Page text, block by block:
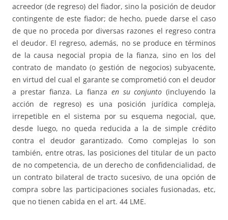
acreedor (de regreso) del fiador, sino la posición de deudor
contingente de este fiador; de hecho, puede darse el caso
de que no proceda por diversas razones el regreso contra
el deudor. El regreso, además, no se produce en términos
de la causa negocial propia de la fianza, sino en los del
contrato de mandato (o gestión de negocios) subyacente,
en virtud del cual el garante se comprometió con el deudor
a prestar fianza. La fianza en su conjunto(incluyendo la
acción de regreso) es una posición jurídica compleja,
irrepetible en el sistema por su esquema negocial, que,
desde luego, no queda reducida a la de simple crédito
contra el deudor garantizado. Como complejas lo son
también, entre otras, las posiciones del titular de un pacto
de no competencia, de un derecho de confidencialidad, de
un contrato bilateral de tracto sucesivo, de una opción de
compra sobre las participaciones sociales fusionadas, etc,
que no tienen cabida en el art. 44 LME.